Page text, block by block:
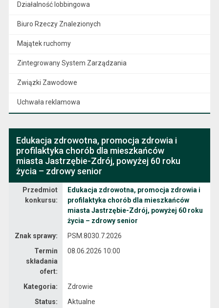
Działalność lobbingowa
Biuro Rzeczy Znalezionych
Majątek ruchomy
Zintegrowany System Zarządzania
Związki Zawodowe
Uchwała reklamowa
Edukacja zdrowotna, promocja zdrowia i
profilaktyka chorób dla mieszkańców
miasta Jastrzębie-Zdrój, powyżej 60 roku
życia – zdrowy senior
Przedmiot
konkursu:
Edukacja zdrowotna, promocja zdrowia i
profilaktyka chorób dla mieszkańców
miasta Jastrzębie-Zdrój, powyżej 60 roku
życia – zdrowy senior
Znak sprawy:
PSM.8030.7.2026
Termin
składania
ofert:
08.06.2026 10:00
Kategoria:
Zdrowie
Status:
Aktualne